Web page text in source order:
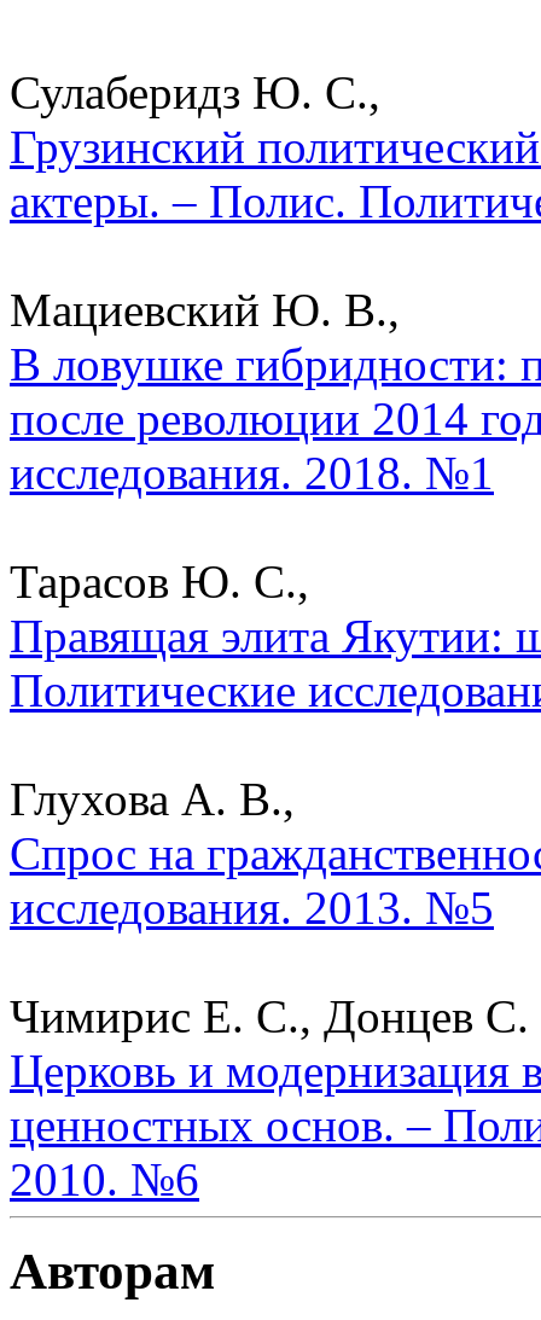
Сулаберидз Ю. С.,
Грузинский
актеры. – Полис.
Мациевский Ю. В.,
В ловушке гибридности:
после революции 2014
исследования. 2018. №1
Тарасов Ю. С.,
Правящая элита Якутии:
Политические
Глухова А. В.,
Спрос на
исследования. 2013. №5
Чимирис Е. С., Донцев
Церковь и модернизация
ценностных основ. –
2010. №6
Авторам